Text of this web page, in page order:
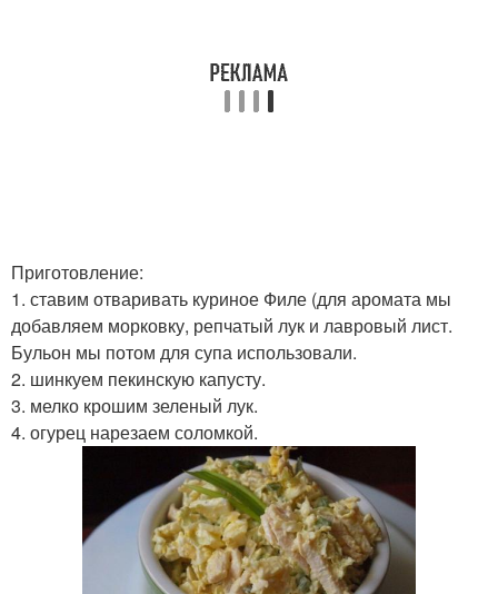
Приготовление:
1. ставим отваривать куриное Филе (для аромата мы
добавляем морковку, репчатый лук и лавровый лист.
Бульон мы потом для супа использовали.
2. шинкуем пекинскую капусту.
3. мелко крошим зеленый лук.
4. огурец нарезаем соломкой.